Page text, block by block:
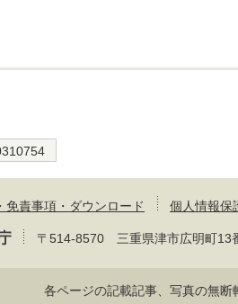
免責事項・ダウンロード 個人情報保
〒514-8570 三重県津市広明町13
各ページの記載記事、写真の無断